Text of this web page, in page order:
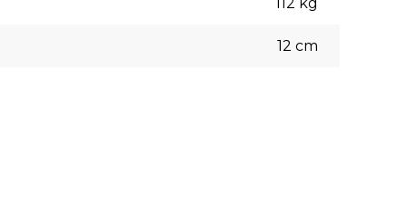
12 cm